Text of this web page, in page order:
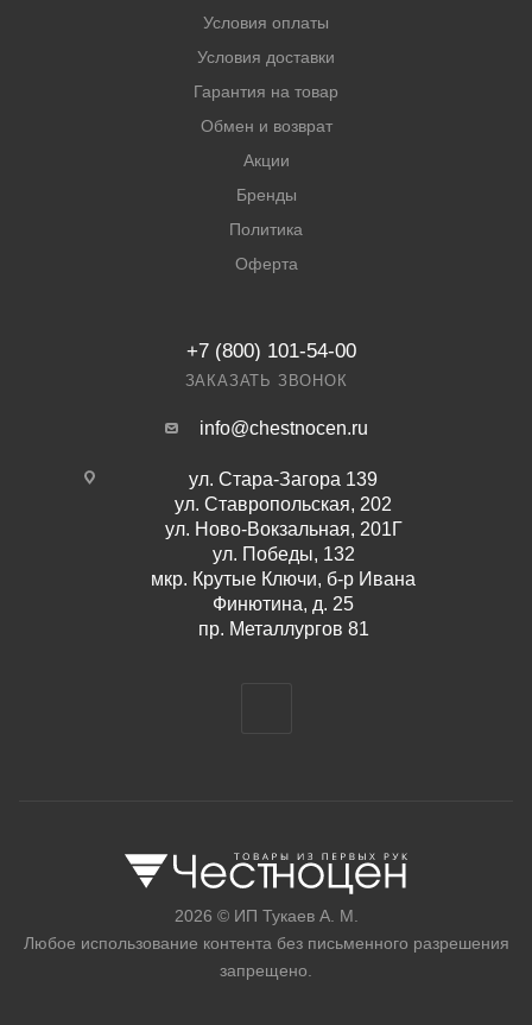
Условия оплаты
Условия доставки
Гарантия на товар
Обмен и возврат
Акции
Бренды
Политика
Оферта
+7 (800) 101-54-00
ЗАКАЗАТЬ ЗВОНОК
info@chestnocen.ru
ул. Стара-Загора 139
ул. Ставропольская, 202
ул. Ново-Вокзальная, 201Г
ул. Победы, 132
мкр. Крутые Ключи, б-р Ивана
Финютина, д. 25
пр. Металлургов 81
2026 © ИП Тукаев А. М.
Любое использование контента без письменного разрешения
запрещено.